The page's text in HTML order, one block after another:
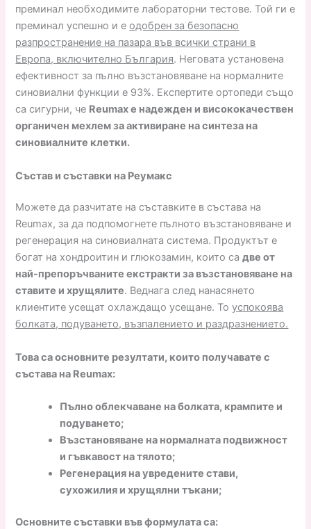
преминал необходимите лабораторни тестове. Той ги е
преминал успешно и еодобрен за безопасно
разпространение на пазара във всички страни в
Европа, включително България. Неговата установена
ефективност за пълно възстановяване на нормалните
синовиални функции е 93%. Експертите ортопеди също
са сигурни, че Reumax е надежден и висококачествен
органичен мехлем за активиране на синтеза на
синовиалните клетки.
Състав и съставки на Реумакс
Можете да разчитате на съставките в състава на
Reumax, за да подпомогнете пълното възстановяване и
регенерация на синовиалната система. Продуктът е
богат на хондроитин и глюкозамин, които садве от
най-препоръчваните екстракти за възстановяване на
ставите и хрущялите. Веднага след нанасянето
клиентите усещат охлаждащо усещане. Тоуспокоява
болката, подуването, възпалението и раздразнението.
Това са основните резултати, които получавате с
състава на Reumax:
Пълно облекчаване на болката, крампите и
подуването;
Възстановяване на нормалната подвижност
и гъвкавост на тялото;
Регенерация на увредените стави,
сухожилия и хрущялни тъкани;
Основните съставки във формулата са: